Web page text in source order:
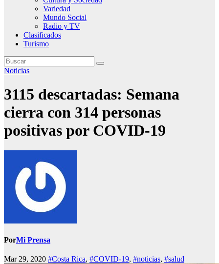
Variedad
Mundo Social
Radio y TV
Clasificados
Turismo
Noticias
3115 descartadas: Semana
cierra con 314 personas
positivas por COVID-19
PorMi Prensa
Mar 29, 2020 #Costa Rica, #COVID-19, #noticias, #salud